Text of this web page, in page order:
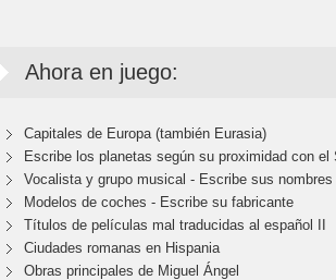
Ahora en juego:
Capitales de Europa (también Eurasia)
Escribe los planetas según su proximidad con el
Vocalista y grupo musical - Escribe sus nombres
Modelos de coches - Escribe su fabricante
Títulos de películas mal traducidas al español II
Ciudades romanas en Hispania
Obras principales de Miguel Ángel